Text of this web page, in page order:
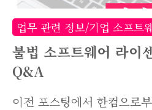
업무 관련 정보/기업 소프트
불법 소프트웨어 라이
Q&A
이전 포스팅에서 한컴으로